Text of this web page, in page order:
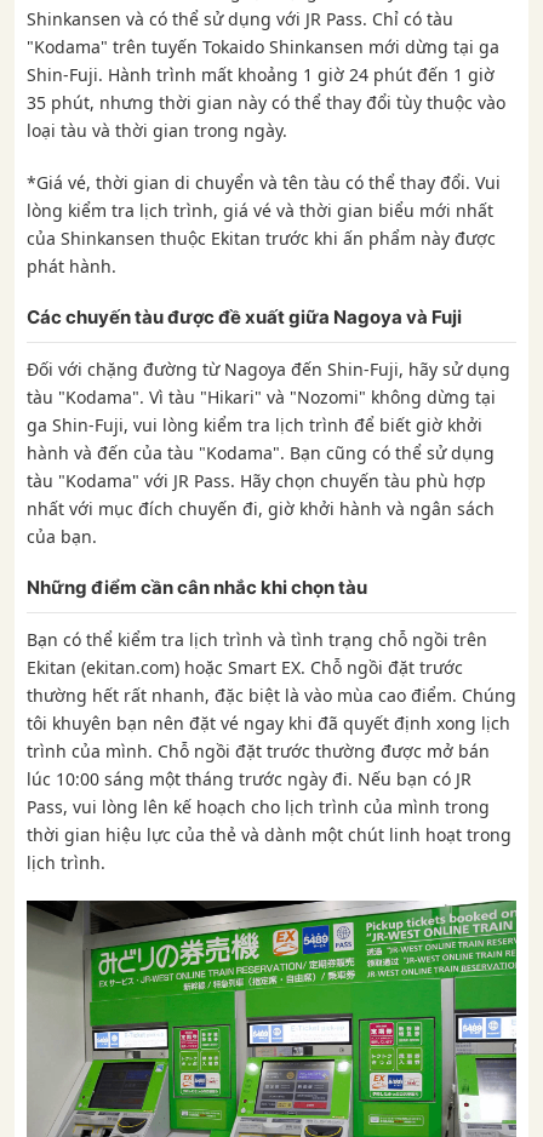
Shinkansen và có thể sử dụng với JR Pass. Chỉ có tàu
"Kodama" trên tuyến Tokaido Shinkansen mới dừng tại ga
Shin-Fuji. Hành trình mất khoảng 1 giờ 24 phút đến 1 giờ
35 phút, nhưng thời gian này có thể thay đổi tùy thuộc vào
loại tàu và thời gian trong ngày.
*Giá vé, thời gian di chuyển và tên tàu có thể thay đổi. Vui
lòng kiểm tra lịch trình, giá vé và thời gian biểu mới nhất
của Shinkansen thuộc Ekitan trước khi ấn phẩm này được
phát hành.
Các chuyến tàu được đề xuất giữa Nagoya và Fuji
Đối với chặng đường từ Nagoya đến Shin-Fuji, hãy sử dụng
tàu "Kodama". Vì tàu "Hikari" và "Nozomi" không dừng tại
ga Shin-Fuji, vui lòng kiểm tra lịch trình để biết giờ khởi
hành và đến của tàu "Kodama". Bạn cũng có thể sử dụng
tàu "Kodama" với JR Pass. Hãy chọn chuyến tàu phù hợp
nhất với mục đích chuyến đi, giờ khởi hành và ngân sách
của bạn.
Những điểm cần cân nhắc khi chọn tàu
Bạn có thể kiểm tra lịch trình và tình trạng chỗ ngồi trên
Ekitan (ekitan.com) hoặc Smart EX. Chỗ ngồi đặt trước
thường hết rất nhanh, đặc biệt là vào mùa cao điểm. Chúng
tôi khuyên bạn nên đặt vé ngay khi đã quyết định xong lịch
trình của mình. Chỗ ngồi đặt trước thường được mở bán
lúc 10:00 sáng một tháng trước ngày đi. Nếu bạn có JR
Pass, vui lòng lên kế hoạch cho lịch trình của mình trong
thời gian hiệu lực của thẻ và dành một chút linh hoạt trong
lịch trình.